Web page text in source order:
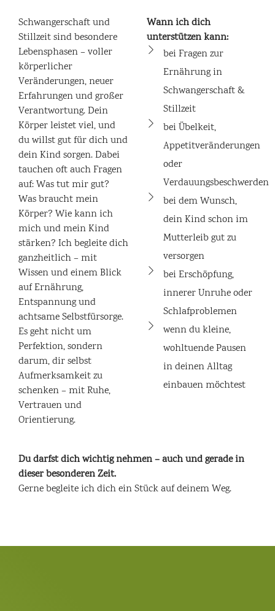
Schwangerschaft und
Stillzeit sind besondere
Lebensphasen – voller
körperlicher
Veränderungen, neuer
Erfahrungen und großer
Verantwortung. Dein
Körper leistet viel, und
du willst gut für dich und
dein Kind sorgen. Dabei
tauchen oft auch Fragen
auf: Was tut mir gut?
Was braucht mein
Körper? Wie kann ich
mich und mein Kind
stärken? Ich begleite dich
ganzheitlich – mit
Wissen und einem Blick
auf Ernährung,
Entspannung und
achtsame Selbstfürsorge.
Es geht nicht um
Perfektion, sondern
darum, dir selbst
Aufmerksamkeit zu
schenken – mit Ruhe,
Vertrauen und
Orientierung.
Wann ich dich
unterstützen kann:
bei Fragen zur
Ernährung in
Schwangerschaft &
Stillzeit
bei Übelkeit,
Appetitveränderungen
oder
Verdauungsbeschwerden
bei dem Wunsch,
dein Kind schon im
Mutterleib gut zu
versorgen
bei Erschöpfung,
innerer Unruhe oder
Schlafproblemen
wenn du kleine,
wohltuende Pausen
in deinen Alltag
einbauen möchtest
Du darfst dich wichtig nehmen – auch und gerade in
dieser besonderen Zeit.
Gerne begleite ich dich ein Stück auf deinem Weg.